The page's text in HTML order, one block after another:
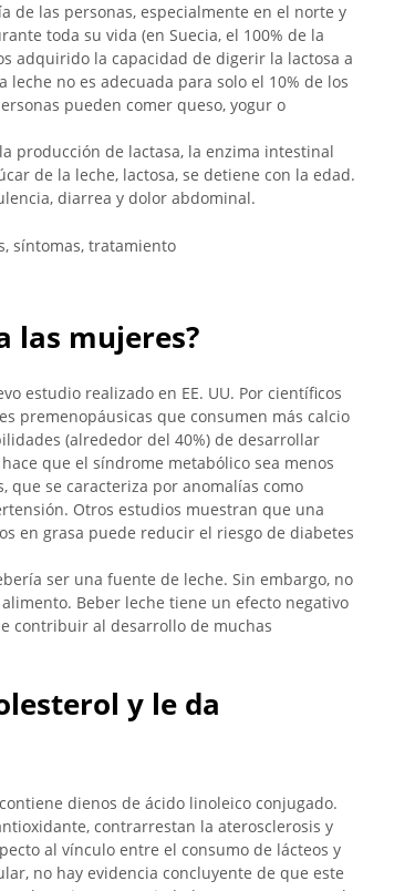
de las personas, especialmente en el norte y
toda su vida (en Suecia, el 100% de la
adquirido la capacidad de digerir la lactosa a
leche no es adecuada para solo el 10% de los
pueden comer queso, yogur o
producción de lactasa, la enzima intestinal
de la leche, lactosa, se detiene con la edad.
diarrea y dolor abdominal.
síntomas, tratamiento
las mujeres?
estudio realizado en EE. UU. Por científicos
premenopáusicas que consumen más calcio
(alrededor del 40%) de desarrollar
que el síndrome metabólico sea menos
que se caracteriza por anomalías como
Otros estudios muestran que una
en grasa puede reducir el riesgo de diabetes
ser una fuente de leche. Sin embargo, no
Beber leche tiene un efecto negativo
contribuir al desarrollo de muchas
y le da
dienos de ácido linoleico conjugado.
contrarrestan la aterosclerosis y
al vínculo entre el consumo de lácteos y
no hay evidencia concluyente de que este